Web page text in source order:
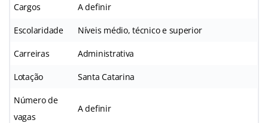
Cargos A definir
Escolaridade Níveis médio, técnico e superior
Carreiras Administrativa
Lotação Santa Catarina
Número de
vagas
A definir